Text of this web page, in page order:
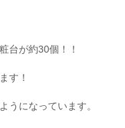
台が約30個！！
す！
うになっています。